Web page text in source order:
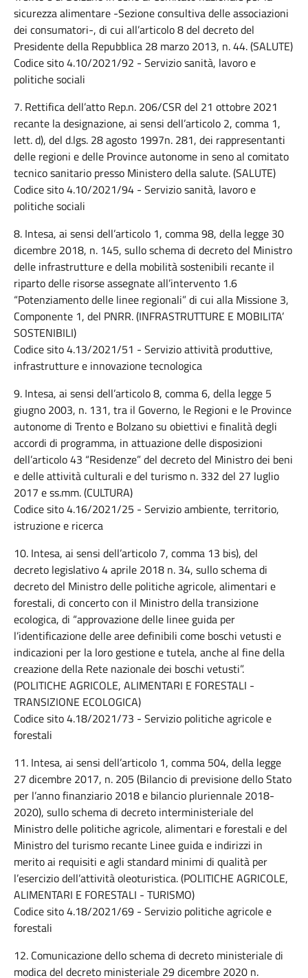
sicurezza alimentare -Sezione consultiva delle associazioni
dei consumatori-, di cui all’articolo 8 del decreto del
Presidente della Repubblica 28 marzo 2013, n. 44. (SALUTE)
Codice sito 4.10/2021/92 - Servizio sanità, lavoro e
politiche sociali
7. Rettifica dell’atto Rep.n. 206/CSR del 21 ottobre 2021
recante la designazione, ai sensi dell’articolo 2, comma 1,
lett. d), del d.lgs. 28 agosto 1997n. 281, dei rappresentanti
delle regioni e delle Province autonome in seno al comitato
tecnico sanitario presso Ministero della salute. (SALUTE)
Codice sito 4.10/2021/94 - Servizio sanità, lavoro e
politiche sociali
8. Intesa, ai sensi dell’articolo 1, comma 98, della legge 30
dicembre 2018, n. 145, sullo schema di decreto del Ministro
delle infrastrutture e della mobilità sostenibili recante il
riparto delle risorse assegnate all’intervento 1.6
“Potenziamento delle linee regionali” di cui alla Missione 3,
Componente 1, del PNRR. (INFRASTRUTTURE E MOBILITA’
SOSTENIBILI)
Codice sito 4.13/2021/51 - Servizio attività produttive,
infrastrutture e innovazione tecnologica
9. Intesa, ai sensi dell’articolo 8, comma 6, della legge 5
giugno 2003, n. 131, tra il Governo, le Regioni e le Province
autonome di Trento e Bolzano su obiettivi e finalità degli
accordi di programma, in attuazione delle disposizioni
dell’articolo 43 “Residenze” del decreto del Ministro dei beni
e delle attività culturali e del turismo n. 332 del 27 luglio
2017 e ss.mm. (CULTURA)
Codice sito 4.16/2021/25 - Servizio ambiente, territorio,
istruzione e ricerca
10. Intesa, ai sensi dell’articolo 7, comma 13 bis), del
decreto legislativo 4 aprile 2018 n. 34, sullo schema di
decreto del Ministro delle politiche agricole, alimentari e
forestali, di concerto con il Ministro della transizione
ecologica, di “approvazione delle linee guida per
l’identificazione delle aree definibili come boschi vetusti e
indicazioni per la loro gestione e tutela, anche al fine della
creazione della Rete nazionale dei boschi vetusti”.
(POLITICHE AGRICOLE, ALIMENTARI E FORESTALI -
TRANSIZIONE ECOLOGICA)
Codice sito 4.18/2021/73 - Servizio politiche agricole e
forestali
11. Intesa, ai sensi dell’articolo 1, comma 504, della legge
27 dicembre 2017, n. 205 (Bilancio di previsione dello Stato
per l’anno finanziario 2018 e bilancio pluriennale 2018-
2020), sullo schema di decreto interministeriale del
Ministro delle politiche agricole, alimentari e forestali e del
Ministro del turismo recante Linee guida e indirizzi in
merito ai requisiti e agli standard minimi di qualità per
l’esercizio dell’attività oleoturistica. (POLITICHE AGRICOLE,
ALIMENTARI E FORESTALI - TURISMO)
Codice sito 4.18/2021/69 - Servizio politiche agricole e
forestali
12. Comunicazione dello schema di decreto ministeriale di
modica del decreto ministeriale 29 dicembre 2020 n.